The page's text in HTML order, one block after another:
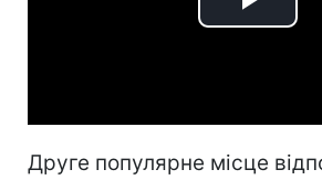
Play
Друге популярне місце